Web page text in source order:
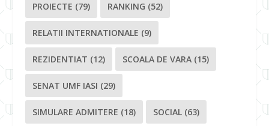
PROIECTE (79) RANKING (52)
RELATII INTERNATIONALE (9)
REZIDENTIAT (12) SCOALA DE VARA (15)
SENAT UMF IASI (29)
SIMULARE ADMITERE (18) SOCIAL (63)